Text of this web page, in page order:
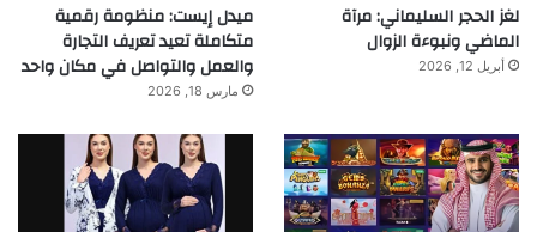
لغز الحجر السليماني: مرآة
الماضي ونبوءة الزوال
أبريل 12, 2026
ميدل إيست: منظومة رقمية
متكاملة تعيد تعريف التجارة
والعمل والتواصل في مكان واحد
مارس 18, 2026